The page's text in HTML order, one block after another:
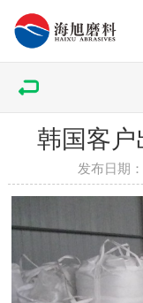
韩国客户
发布日期